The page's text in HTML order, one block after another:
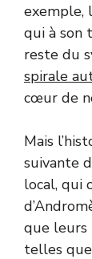
exemple,
qui à son
reste du
spirale
cœur de
Mais
suivante
local, qui
que leurs
telles